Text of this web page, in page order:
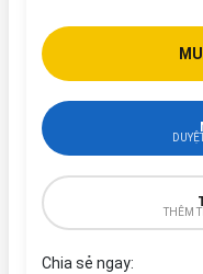
THÊM
Chia sẻ ngay: